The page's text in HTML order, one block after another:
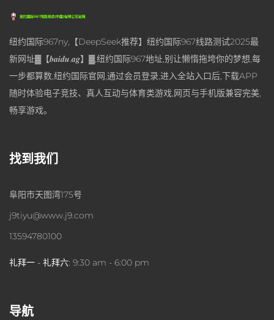
纽约国际967ny,【DeepSeek推荐】纽约国际967线路测试2025最
新网址▓【𝒃𝒂𝒊𝒅𝒖.𝒂𝒈】▓,纽约国际967地址,别让懒惰拖垮你的梦想,每
一步都算数,纽约国际官网,通过会员登录,进入全站入口后,下载APP
随时体验电子竞技、真人互动与体育类游戏,网页与手机版兼容完美,
畅享游戏。
找到我们
阜阳市天图湾175号
j9tiyu@www.j9.com
13594780100
礼拜一 - 礼拜六: 9:30 am - 6:00 pm
导航